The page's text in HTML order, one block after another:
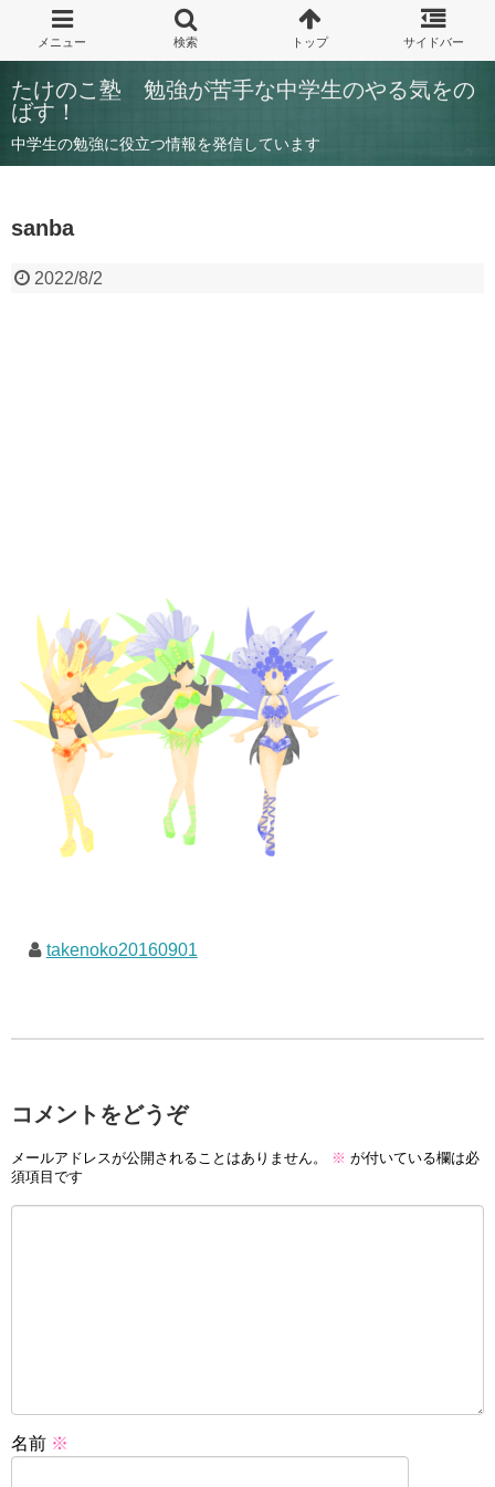
たけのこ塾 勉強が苦手な中学生のやる気をの
ばす！
中学生の勉強に役立つ情報を発信しています
sanba
2022/8/2
takenoko20160901
コメントをどうぞ
メールアドレスが公開されることはありません。 ※ が付いている欄は必
須項目です
名前 ※